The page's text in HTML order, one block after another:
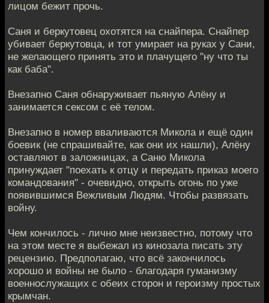
лицом бежит прочь.
Саня и беркутовец охотятся на снайпера. Снайпер
убивает беркутовца, и тот умирает на руках у Сани,
не желающего принять это и плачущего "ну что ты
как баба".
Внезапно Саня обнаруживает пьяную Алёну и
занимается сексом с её телом.
Внезапно в номер вваливаются Микола и ещё один
боевик (не спрашивайте, как они их нашли), Алёну
оставляют в заложницах, а Саню Микола
принуждает "поехать к отцу и передать приказ моего
командования" - очевидно, открыть огонь по уже
появившимся Вежливым Людям. Чтобы развязать
войну.
Чем кончилось - лично мне неизвестно, потому что
на этом месте я выбежал из кинозала писать эту
рецензию. Предполагаю, что всё закончилось
хорошо и войны не было - благодаря гуманизму
военнослужащих с обеих сторон и героизму простых
крымчан.